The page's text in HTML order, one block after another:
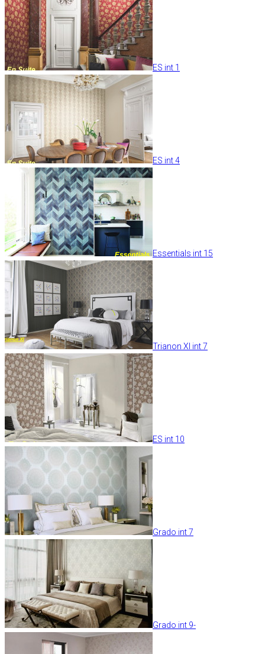
ES int 1
ES int 4
Essentials int 15
Trianon XI int 7
ES int 10
Grado int 7
Grado int 9-